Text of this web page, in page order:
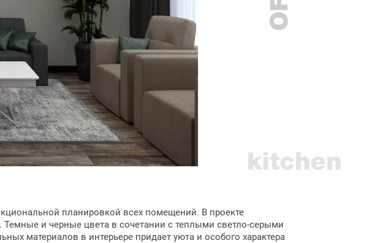
планировкой всех помещений. В проекте
и черные цвета в сочетании с теплыми светло-серыми
материалов в интерьере придает уюта и особого характера